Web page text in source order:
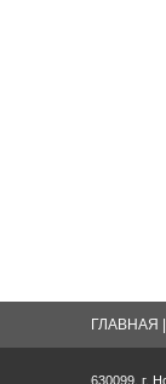
ГЛАВНАЯ
630099, г.